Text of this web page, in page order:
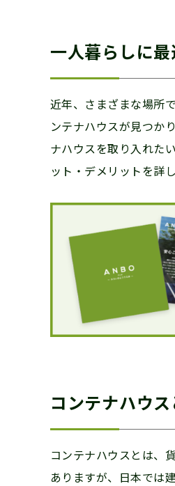
一人暮らしに
近年、さまざまな場所
ンテナハウスが見つか
ナハウスを取り入れた
ット・デメリットを詳
コンテナハウス
コンテナハウスとは、
ありますが、日本では